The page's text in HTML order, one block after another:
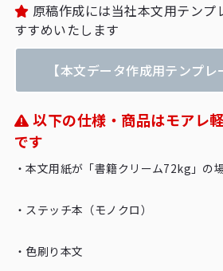
原稿作成には当社本文用テンプ
すすめいたします
【本文データ作成用テンプ
以下の仕様・商品はモアレ
です
・本文用紙が「書籍クリーム72kg」の
・ ステッチ本（モノクロ）
・ 色刷り本文